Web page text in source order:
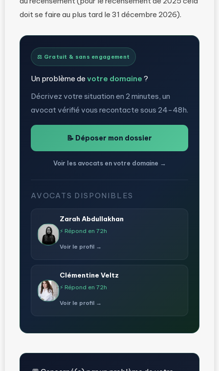
doit se faire au plus tard le 31 décembre 2026).
⚖️ Gratuit & sans engagement
Un problème de votre domaine ?
Décrivez votre situation en 2 minutes, un
avocat vérifié vous recontacte sous 24-48h.
📝 Déposer mon dossier
Voir les avocats en votre domaine →
AVOCATS DISPONIBLES
Zarah Abdullakhan
⚡ Répond en 72h
Voir le profil →
Clémentine Veltz
⚡ Répond en 72h
Voir le profil →